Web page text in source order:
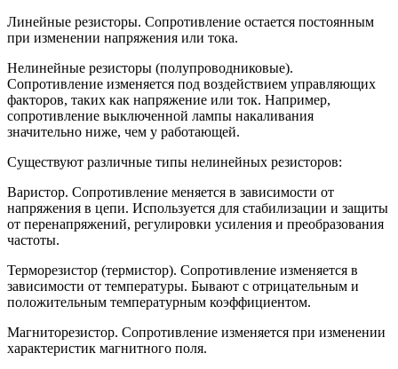
Линейные резисторы. Сопротивление остается постоянным
при изменении напряжения или тока.
Нелинейные резисторы (полупроводниковые).
Сопротивление изменяется под воздействием управляющих
факторов, таких как напряжение или ток. Например,
сопротивление выключенной лампы накаливания
значительно ниже, чем у работающей.
Существуют различные типы нелинейных резисторов:
Варистор. Сопротивление меняется в зависимости от
напряжения в цепи. Используется для стабилизации и защиты
от перенапряжений, регулировки усиления и преобразования
частоты.
Терморезистор (термистор). Сопротивление изменяется в
зависимости от температуры. Бывают с отрицательным и
положительным температурным коэффициентом.
Магниторезистор. Сопротивление изменяется при изменении
характеристик магнитного поля.